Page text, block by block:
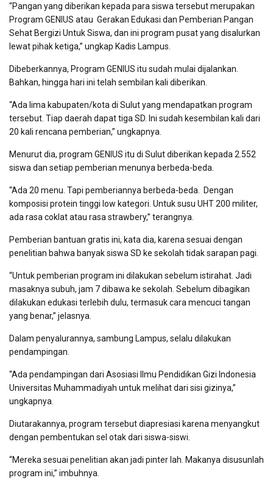
“Pangan yang diberikan kepada para siswa tersebut merupakan
Program GENIUS atau Gerakan Edukasi dan Pemberian Pangan
Sehat Bergizi Untuk Siswa, dan ini program pusat yang disalurkan
lewat pihak ketiga,” ungkap Kadis Lampus.
Dibeberkannya, Program GENIUS itu sudah mulai dijalankan.
Bahkan, hingga hari ini telah sembilan kali diberikan.
“Ada lima kabupaten/kota di Sulut yang mendapatkan program
tersebut. Tiap daerah dapat tiga SD. Ini sudah kesembilan kali dari
20 kali rencana pemberian,” ungkapnya.
Menurut dia, program GENIUS itu di Sulut diberikan kepada 2.552
siswa dan setiap pemberian menunya berbeda-beda.
“Ada 20 menu. Tapi pemberiannya berbeda-beda. Dengan
komposisi protein tinggi low kategori. Untuk susu UHT 200 militer,
ada rasa coklat atau rasa strawbery,” terangnya.
Pemberian bantuan gratis ini, kata dia, karena sesuai dengan
penelitian bahwa banyak siswa SD ke sekolah tidak sarapan pagi.
“Untuk pemberian program ini dilakukan sebelum istirahat. Jadi
masaknya subuh, jam 7 dibawa ke sekolah. Sebelum dibagikan
dilakukan edukasi terlebih dulu, termasuk cara mencuci tangan
yang benar,” jelasnya.
Dalam penyalurannya, sambung Lampus, selalu dilakukan
pendampingan.
“Ada pendampingan dari Asosiasi Ilmu Pendidikan Gizi Indonesia
Universitas Muhammadiyah untuk melihat dari sisi gizinya,”
ungkapnya.
Diutarakannya, program tersebut diapresiasi karena menyangkut
dengan pembentukan sel otak dari siswa-siswi.
“Mereka sesuai penelitian akan jadi pinter lah. Makanya disusunlah
program ini,” imbuhnya.